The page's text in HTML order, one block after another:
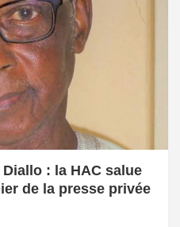
: la HAC salue
de la presse privée